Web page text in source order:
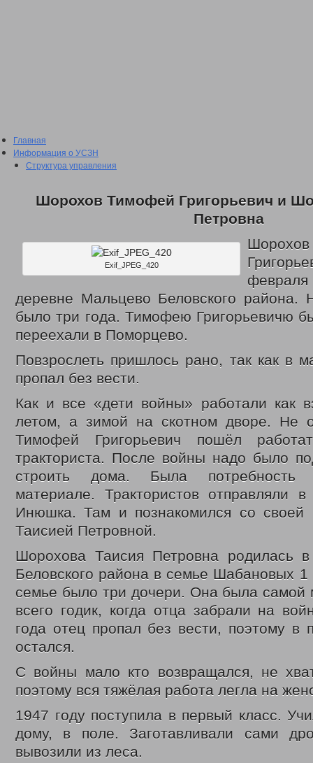
Главная
Информация о УСЗН
Структура управления
Сведения о доходах
2018 год
2021 год
Отчеты о проделанной работе
2020 год
Нормативные документы управления
Политика обработки и защиты персональных данных
Государственные услуги
Государственное юридическое бюро Кузбасса
Ежемесячная выплата семьям в связи с рождением
Многодетным семьям
Обеспечение полноценным питанием детей в возрасте до 3-х лет
Выдача удостоверений многодетным матерям
Областной материнский (семейный) капитал
Выплаты семьям военнослужащим и членам их семей и гражданам
Координационный отдел по обеспечению функционирования системы
Отдел социально-правовой защиты населения
Социальный контракт
Адресная материальная помощь
Адресная социальная помощь
Выдача справок о признании граждан малоимущими
Субсидии на оплату жилого помещения и коммунальных услуг
Работникам государственных и муниципальных учреждений
Проезд отдельными видами транспорта
Денежные выплаты
Присвоение звания «Ветеран труда»
Возмещение расходов на погребение
Законодательные акты
Федеральные
Региональные
Приказы управления
Меры социальной поддержки
Доступная среда
Интернет приемная
Видео
С Днем социального работника
День социального работника 2018г.
Шорохов Тимофей Григорьевич и
Петровна
Exif_JPEG_420
деревне Мальцево Беловского района.
было три года. Тимофею Григорьевичю
переехали в Поморцево.
Повзрослеть пришлось рано, так как в
пропал без вести.
Как и все «дети войны» работали как
летом, а зимой на скотном дворе. Не
Тимофей Григорьевич пошёл
тракториста. После войны надо было
строить дома. Была потребность
материале. Трактористов отправляли
Инюшка. Там и познакомился со своей
Таисией Петровной.
Шорохова Таисия Петровна родилась
Беловского района в семье Шабановых
семье было три дочери. Она была
всего годик, когда отца забрали на
года отец пропал без вести, поэтому в
остался.
С войны мало кто возвращался, не
поэтому вся тяжёлая работа легла на
1947 году поступила в первый класс.
дому, в поле. Заготавливали сами
вывозили из леса.